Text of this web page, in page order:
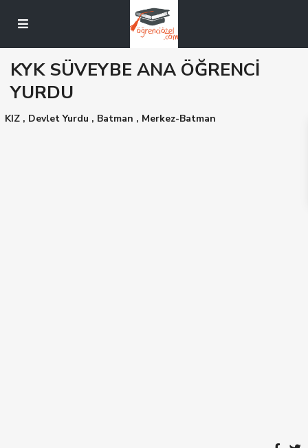
KYK SÜVEYBE ANA ÖĞRENCİ
YURDU
KIZ , Devlet Yurdu , Batman , Merkez-Batman